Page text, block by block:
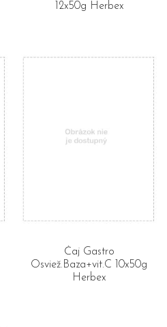
12x50g Herbex
Čaj Gastro
Osviež.Baza+vit.C 10x50g
Herbex